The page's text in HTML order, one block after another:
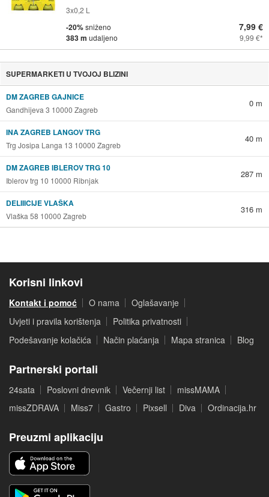
3x0,2 L
-20%sniženo
383 m udaljeno
7,99 €
9,99 €
SUPERMARKETI U TVOJOJ BLIZINI
DM ZAGREB GAJNICE
Gandhijeva 3 10000 Zagreb
0 m
INA ZAGREB LANGOV TRG
Trg Josipa Langa 13 10000 Zagreb
40 m
DM ZAGREB IBLEROV TRG 10
Iblerov trg 10 10000 Ribnjak
287 m
DELIIICIJE VLAŠKA
Vlaška 58 10000 Zagreb
316 m
Korisni linkovi
Kontakt i pomoć O nama
Oglašavanje
Uvjeti i pravila korištenja
Politika privatnosti
Podešavanje kolačića
Način plaćanja Mapa stranica Blog
Partnerski portali
24sata Poslovni dnevnik Večernji list
missMAMA
missZDRAVA
Miss7 Gastro Pixsell Diva Ordinacija.hr
Preuzmi aplikaciju